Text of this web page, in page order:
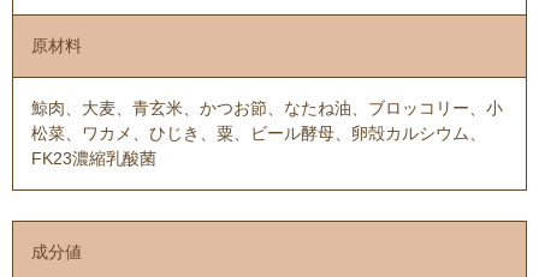
原材料
鯨肉、大麦、青玄米、かつお節、なたね油、ブロッコリー、小
松菜、ワカメ、ひじき、粟、ビール酵母、卵殻カルシウム、
FK23濃縮乳酸菌
成分値